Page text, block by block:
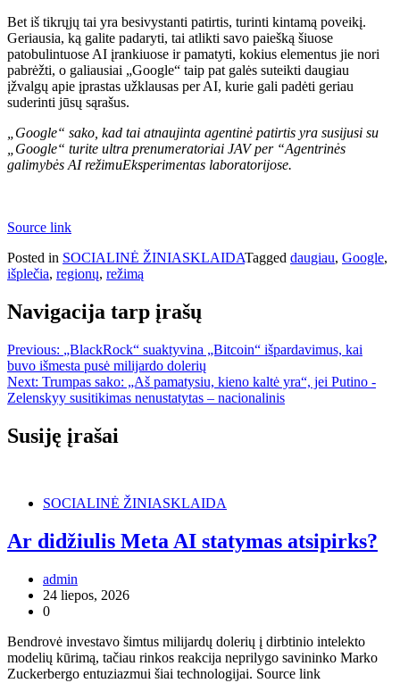
Bet iš tikrųjų tai yra besivystanti patirtis, turinti kintamą poveikį.
Geriausia, ką galite padaryti, tai atlikti savo paiešką šiuose
patobulintuose AI įrankiuose ir pamatyti, kokius elementus jie nori
pabrėžti, o galiausiai „Google“ taip pat galės suteikti daugiau
įžvalgų apie įprastas užklausas per AI, kurie gali padėti geriau
suderinti jūsų sąrašus.
„Google“ sako, kad tai atnaujinta agentinė patirtis yra susijusi su
„Google“ turite ultra prenumeratoriai JAV per “Agentrinės
galimybės AI režimuEksperimentas laboratorijose.
Source link
Posted in SOCIALINĖ ŽINIASKLAIDATagged daugiau, Google,
išplečia, regionų, režimą
Navigacija tarp įrašų
Previous: „BlackRock“ suaktyvina „Bitcoin“ išpardavimus, kai
buvo išmesta pusė milijardo dolerių
Next: Trumpas sako: „Aš pamatysiu, kieno kaltė yra“, jei Putino -
Zelenskyy susitikimas nenustatytas – nacionalinis
Susiję įrašai
SOCIALINĖ ŽINIASKLAIDA
Ar didžiulis Meta AI statymas atsipirks?
admin
24 liepos, 2026
0
Bendrovė investavo šimtus milijardų dolerių į dirbtinio intelekto
modelių kūrimą, tačiau rinkos reakcija neprilygo savininko Marko
Zuckerbergo entuziazmui šiai technologijai. Source link